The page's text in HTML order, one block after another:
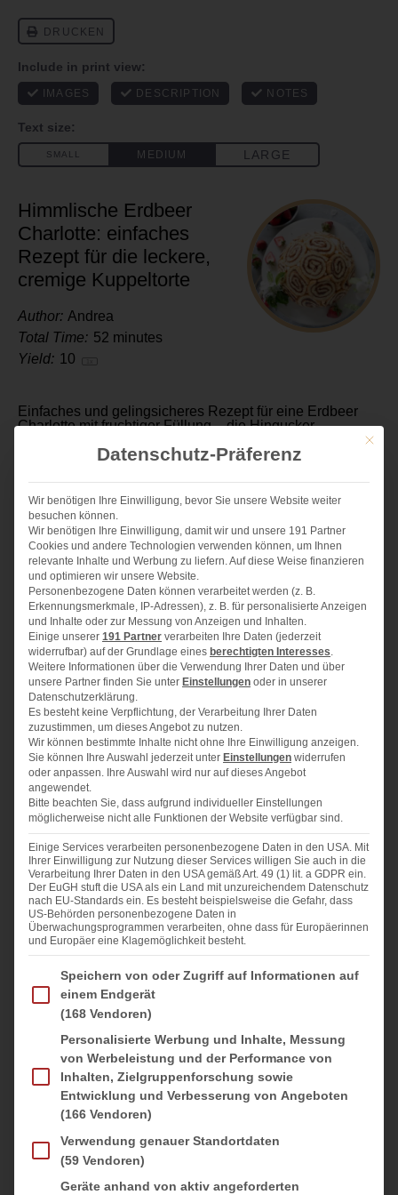
Himmlische Erdbeer
Charlotte: einfaches
Rezept für die leckere,
cremige Kuppeltorte
Author: Andrea
Total Time: 52 minutes
Yield: 1 0
Einfaches und gelingsicheres Rezept für eine Erdbeer
Charlotte mit fruchtiger Füllung – die Hingucker
SCALE 1x 2x 3x
Für den Biskuit (ausreichend für eine Rolle)
Eier
Prise Salz
100 gZucker
Pck. Bourbon Vanillezucker
100 gMehl
TL Backpulver
150 g Erdbeermarmelade
Für die Füllung:
400 gErdbeeren (zuzüglich ein paar für Dekoration)
400ml Schlagsahne
250 gMagerquark
250 ggriechischer Joghurt (oder anderen stichfesten
Joghurt)
EL Zucker
Abrieb einer halben Zitrone (nach Belieben)
EL Vanillepaste
Agar Agar nach Packungsanweisung oder aber 6 Blatt
Gelatine
ZUBEREITUNG
Mit
Datenschutz-Präferenz
Wir benötigen Ihre Einwilligung, bevor Sie unsere Website weiter
besuchen können.
Wir benötigen Ihre Einwilligung, damit wir und unsere 191 Partner
Cookies und andere Technologien verwenden können, um Ihnen
relevante Inhalte und Werbung zu liefern. Auf diese Weise finanzieren
und optimieren wir unsere Website.
Personenbezogene Daten können verarbeitet werden (z. B.
Erkennungsmerkmale, IP-Adressen), z. B. für personalisierte Anzeigen
und Inhalte oder zur Messung von Anzeigen und Inhalten.
Einige unserer 191 Partner verarbeiten Ihre Daten (jederzeit
widerrufbar) auf der Grundlage eines berechtigten Interesses.
Weitere Informationen über die Verwendung Ihrer Daten und über
unsere Partner finden Sie unter Einstellungen oder in unserer
Datenschutzerklärung.
Es besteht keine Verpflichtung, der Verarbeitung Ihrer Daten
zuzustimmen, um dieses Angebot zu nutzen.
Wir können bestimmte Inhalte nicht ohne Ihre Einwilligung anzeigen.
Sie können Ihre Auswahl jederzeit unter Einstellungen widerrufen
oder anpassen. Ihre Auswahl wird nur auf dieses Angebot
angewendet.
Bitte beachten Sie, dass aufgrund individueller Einstellungen
möglicherweise nicht alle Funktionen der Website verfügbar sind.
Einige Services verarbeiten personenbezogene Daten in den USA. Mit
Ihrer Einwilligung zur Nutzung dieser Services willigen Sie auch in die
Verarbeitung Ihrer Daten in den USA gemäß Art. 49 (1) lit. a GDPR ein.
Der EuGH stuft die USA als ein Land mit unzureichendem Datenschutz
nach EU-Standards ein. Es besteht beispielsweise die Gefahr, dass
US-Behörden personenbezogene Daten in
Überwachungsprogrammen verarbeiten, ohne dass für Europäerinnen
und Europäer eine Klagemöglichkeit besteht.
Im Folgenden finden Sie eine Liste der Zwecke des IAB Transparency and
Speichern von oder Zugriff auf Informationen auf
einem Endgerät
(168 Vendoren)
Personalisierte Werbung und Inhalte, Messung
von Werbeleistung und der Performance von
Inhalten, Zielgruppenforschung sowie
Entwicklung und Verbesserung von Angeboten
(166 Vendoren)
Verwendung genauer Standortdaten
(59 Vendoren)
Geräte anhand von aktiv angeforderten